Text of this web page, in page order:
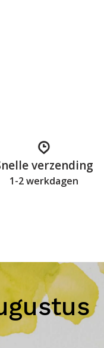
verzending
1-2 werkdagen